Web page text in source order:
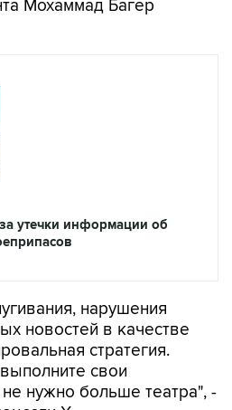
Мохаммад Багер
утечки информации об
нарушения
новостей в качестве
стратегия.
свои
нужно больше театра", -